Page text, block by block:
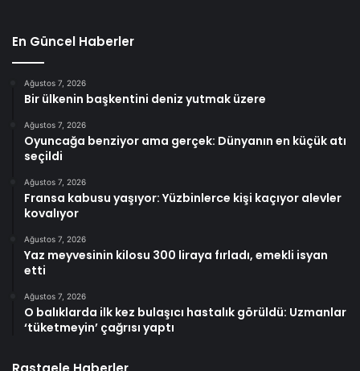
En Güncel Haberler
Ağustos 7, 2026
Bir ülkenin başkentini deniz yutmak üzere
Ağustos 7, 2026
Oyuncağa benziyor ama gerçek: Dünyanın en küçük atı
seçildi
Ağustos 7, 2026
Fransa kabusu yaşıyor: Yüzbinlerce kişi kaçıyor alevler
kovalıyor
Ağustos 7, 2026
Yaz meyvesinin kilosu 300 liraya fırladı, emekli isyan
etti
Ağustos 7, 2026
O balıklarda ilk kez bulaşıcı hastalık görüldü: Uzmanlar
‘tüketmeyin’ çağrısı yaptı